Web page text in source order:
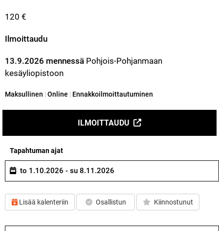
120 €
Ilmoittaudu
13.9.2026 mennessä Pohjois-Pohjanmaan
kesäyliopistoon
Kategoria:
Maksullinen | Online | Ennakkoilmoittautuminen
ILMOITTAUDU
Tapahtuman ajat
to 1.10.2026 - su 8.11.2026
Lisää kalenteriin Osallistun Kiinnostunut